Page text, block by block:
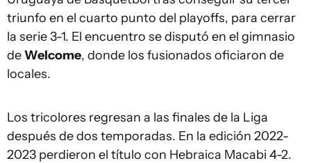
triunfo en el cuarto punto del playoffs, para cerrar
la serie 3-1. El encuentro se disputó en el gimnasio
deWelcome, donde los fusionados oficiaron de
locales.
Los tricolores regresan a las finales de la Liga
después de dos temporadas. En la edición 2022-
2023 perdieron el título con Hebraica Macabi 4-2.